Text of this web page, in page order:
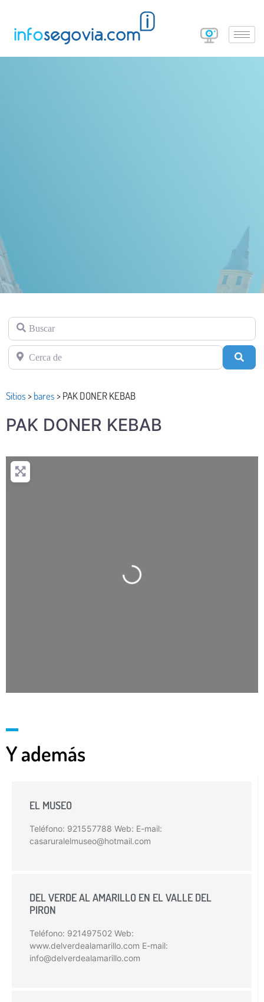
Buscar
Cerca de
Sitios >bares >PAK DONER KEBAB
PAK DONER KEBAB
Cargando…
Y además
EL MUSEO
Teléfono: 921557788 Web: E-mail:
casaruralelmuseo@hotmail.com
DEL VERDE AL AMARILLO EN EL VALLE DEL
PIRON
Teléfono: 921497502 Web:
www.delverdealamarillo.com E-mail:
info@delverdealamarillo.com